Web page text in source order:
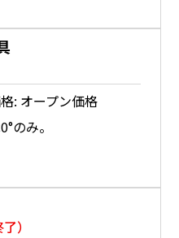
: オープン価格
のみ。
）